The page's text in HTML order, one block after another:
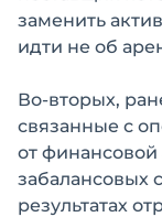
заменить
идти не об
Во-вторых,
связанные с
от
забалансовых
результатах